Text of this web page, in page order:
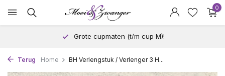
0
Grote cupmaten (t/m cup M)!
Terug Home BH Verlengstuk / Verlenger 3 H...